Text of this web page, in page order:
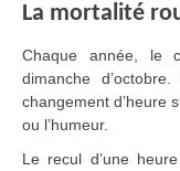
La mortalité
Chaque année, le
dimanche
changement d’heure
ou l’humeur.
Le recul d’une